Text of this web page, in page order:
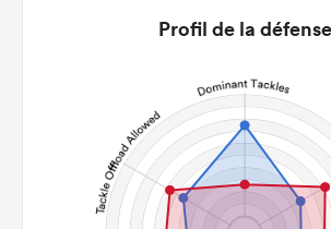
22m Conversion
Carries
Kicks
Post Contact Meters
Profil de la défense